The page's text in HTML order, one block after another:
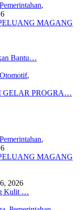
Pemerintahan,
MAGANG
Bantu…
Otomotif,
GELAR PROGRA…
Pemerintahan,
MAGANG
2026
Kulit …